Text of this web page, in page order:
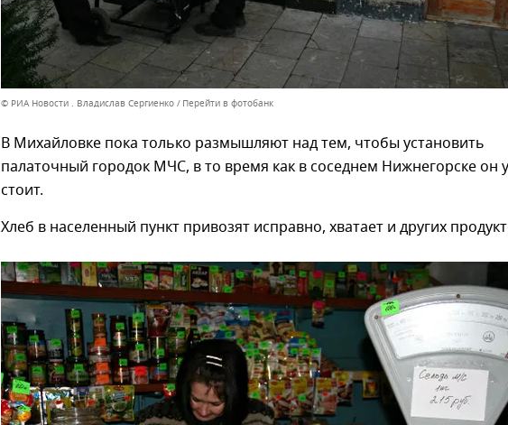
© РИА Новости . Владислав Сергиенко Перейти в фотобанк
В Михайловке пока только размышляют над тем, чтобы установить
палаточный городок МЧС, в то время как в соседнем Нижнегорске он
стоит.
Хлеб в населенный пункт привозят исправно, хватает и других